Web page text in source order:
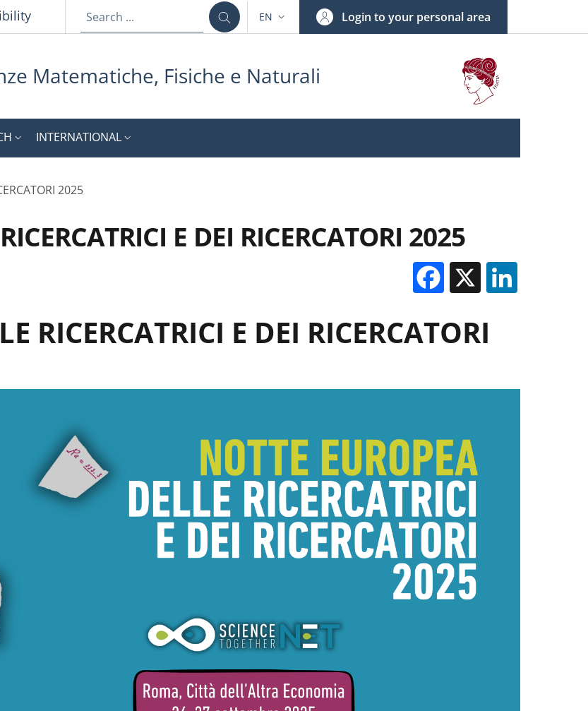
LANGUAGE SWITCHER: CURRENT LANGUAGE
EN Login to your personal area
Matematiche, Fisiche e Naturali
INTERNATIONAL
2025
E DEI RICERCATORI 2025
Facebook
X
RICERCATRICI E DEI RICERCATORI